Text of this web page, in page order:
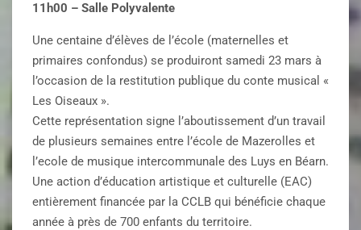
11h00 – Salle Polyvalente
Une centaine d’élèves de l’école (maternelles et
primaires confondus) se produiront samedi 23 mars à
l’occasion de la restitution publique du conte musical «
Les Oiseaux ».
Cette représentation signe l’aboutissement d’un travail
de plusieurs semaines entre l’école de Mazerolles et
l’ecole de musique intercommunale des Luys en Béarn.
Une action d’éducation artistique et culturelle (EAC)
entièrement financée par la CCLB qui bénéficie chaque
année à près de 700 enfants du territoire.